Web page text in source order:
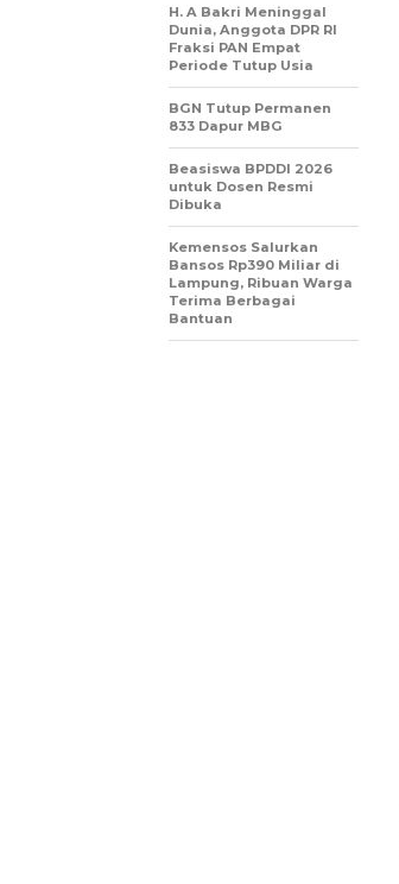
H. A Bakri Meninggal
Dunia, Anggota DPR RI
Fraksi PAN Empat
Periode Tutup Usia
BGN Tutup Permanen
833 Dapur MBG
Beasiswa BPDDI 2026
untuk Dosen Resmi
Dibuka
Kemensos Salurkan
Bansos Rp390 Miliar di
Lampung, Ribuan Warga
Terima Berbagai
Bantuan